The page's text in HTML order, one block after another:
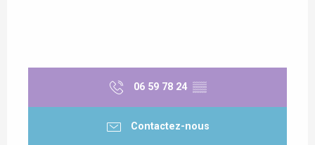
06 59 78 24 ▒▒
Contactez-nous